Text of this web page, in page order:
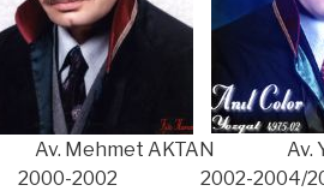
Av. Mehmet AKTAN Av.
2002-2004/